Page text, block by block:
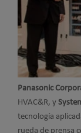
Panasonic
HVAC&R, y
tecnología
rueda de prensa